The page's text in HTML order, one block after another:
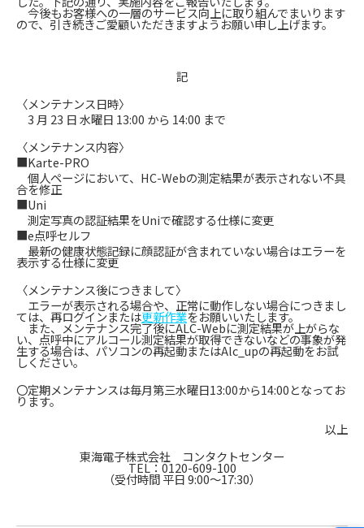
今後もお客様への一層のサービス向上に取り組んでまいります
ので、引き続きご愛顧いただきますようお願い申し上げます。
記
〈メンテナンス日時〉
3 月 23 日 水曜日 13:00 から 14:00 まで
〈メンテナンス内容〉
■Karte-PRO
個人ページにおいて、HC-Webの測定結果が表示されない不具
合を修正
■Uni
測定写真の認証結果をUniで確認する仕様に変更
■e点呼セルフ
最新の健康状態記録に顔認証が含まれていない場合はエラーを
表示する仕様に変更
〈メンテナンス後につきまして〉
エラーが表示される場合や、正常に動作しない場合につきまし
ては、再ログインまたは更新作業をお願いいたします。
また、メンテナンス完了後にALC-Webに測定結果が上がらな
い、点呼中にアルコール測定結果が取得できないなどの事象が発
生する場合は、パソコンの再起動またはAlc_upの再起動をお試
しください。
〇定期メンテナンスは毎月第三水曜日13:00から14:00となってお
ります。
以上
東海電子株式会社 コンタクトセンター
TEL：0120-609-100
（受付時間 平日 9:00～17:30）